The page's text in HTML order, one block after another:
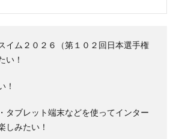
イム２０２６（第１０２回日本選手権
い！
！
タブレット端末などを使ってインター
しみたい！